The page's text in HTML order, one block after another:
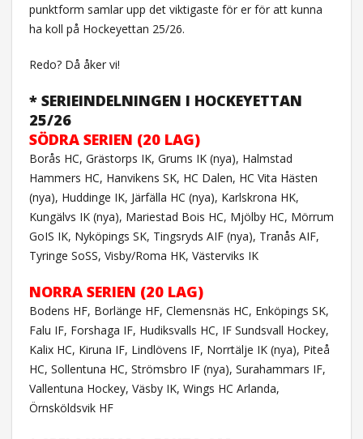
punktform samlar upp det viktigaste för er för att kunna
ha koll på Hockeyettan 25/26.
Redo? Då åker vi!
* SERIEINDELNINGEN I HOCKEYETTAN
25/26
SÖDRA SERIEN (20 LAG)
Borås HC, Grästorps IK, Grums IK (nya), Halmstad
Hammers HC, Hanvikens SK, HC Dalen, HC Vita Hästen
(nya), Huddinge IK, Järfälla HC (nya), Karlskrona HK,
Kungälvs IK (nya), Mariestad Bois HC, Mjölby HC, Mörrum
GoIS IK, Nyköpings SK, Tingsryds AIF (nya), Tranås AIF,
Tyringe SoSS, Visby/Roma HK, Västerviks IK
NORRA SERIEN (20 LAG)
Bodens HF, Borlänge HF, Clemensnäs HC, Enköpings SK,
Falu IF, Forshaga IF, Hudiksvalls HC, IF Sundsvall Hockey,
Kalix HC, Kiruna IF, Lindlövens IF, Norrtälje IK (nya), Piteå
HC, Sollentuna HC, Strömsbro IF (nya), Surahammars IF,
Vallentuna Hockey, Väsby IK, Wings HC Arlanda,
Örnsköldsvik HF